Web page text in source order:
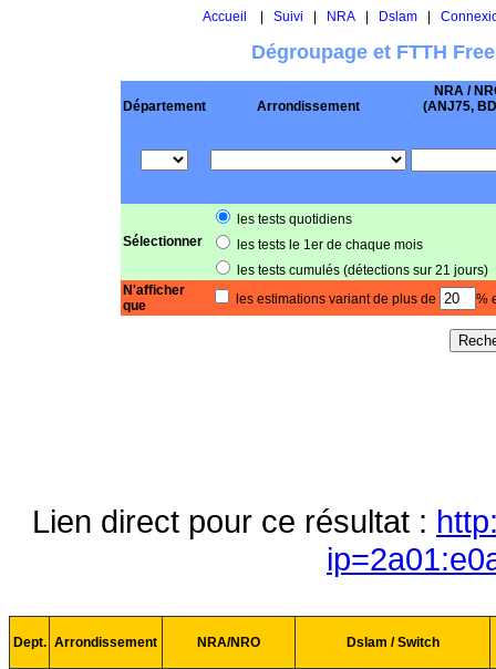
Accueil Suivi NRA| Dslam|
Dégroupage et FTTH
Département Arrondissement
NRA /
(ANJ75,
Sélectionner
les tests quotidiens
les tests le 1er de chaque mois
les tests cumulés (détections sur 21 jours)
N'afficher
que
les estimations variant de plus de %
Lien direct pour ce résultat :
Dept. Arrondissement NRA/NRO Dslam / Switch